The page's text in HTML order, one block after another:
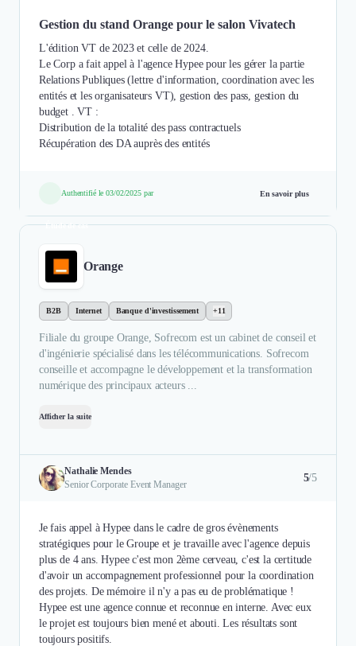
Gestion du stand Orange pour le salon Vivatech
L'édition VT de 2023 et celle de 2024.
Le Corp a fait appel à l'agence Hypee pour les gérer la partie
Relations Publiques (lettre d'information, coordination avec les
entités et les organisateurs VT), gestion des pass, gestion du
budget . VT :
Distribution de la totalité des pass contractuels
Récupération des DA auprès des entités
Authentifié le 03/02/2025 par En savoir plus
Étude de cas
Orange
B2B Internet Banque d'investissement +11
Filiale du groupe Orange, Sofrecom est un cabinet de conseil et
d'ingénierie spécialisé dans les télécommunications. Sofrecom
conseille et accompagne le développement et la transformation
numérique des principaux acteurs ...
Afficher la suite
Nathalie Mendes
Senior Corporate Event Manager
5/5
Je fais appel à Hypee dans le cadre de gros évènements
stratégiques pour le Groupe et je travaille avec l'agence depuis
plus de 4 ans. Hypee c'est mon 2ème cerveau, c'est la certitude
d'avoir un accompagnement professionnel pour la coordination
des projets. De mémoire il n'y a pas eu de problématique !
Hypee est une agence connue et reconnue en interne. Avec eux
le projet est toujours bien mené et abouti. Les résultats sont
toujours positifs.